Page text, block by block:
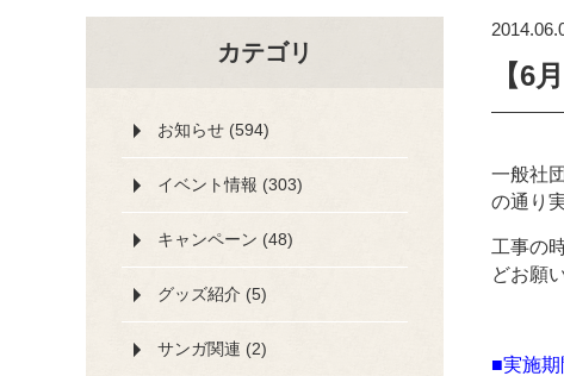
【6
一般社
の通り
工事の
どお願
■実施期
カテゴリ
お知らせ (594)
イベント情報 (303)
キャンペーン (48)
グッズ紹介 (5)
サンガ関連 (2)